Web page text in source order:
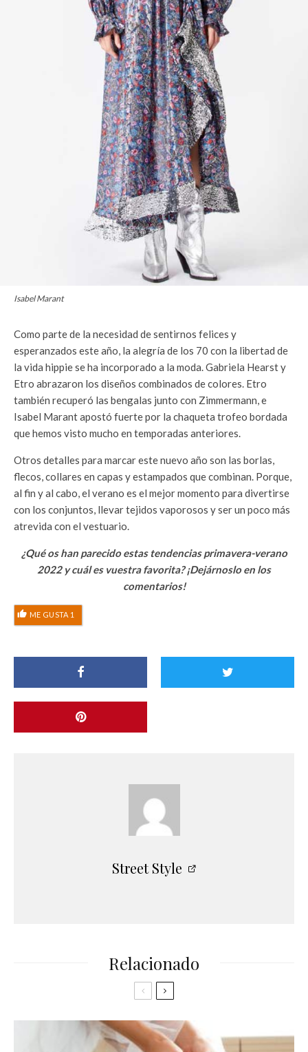
Isabel Marant
Como parte de la necesidad de sentirnos felices y
esperanzados este año, la alegría de los 70 con la libertad de
la vida hippie se ha incorporado a la moda. Gabriela Hearst y
Etro abrazaron los diseños combinados de colores. Etro
también recuperó las bengalas junto con Zimmermann, e
Isabel Marant apostó fuerte por la chaqueta trofeo bordada
que hemos visto mucho en temporadas anteriores.
Otros detalles para marcar este nuevo año son las borlas,
flecos, collares en capas y estampados que combinan. Porque,
al fin y al cabo, el verano es el mejor momento para divertirse
con los conjuntos, llevar tejidos vaporosos y ser un poco más
atrevida con el vestuario.
¿Qué os han parecido estas tendencias primavera-verano
2022 y cuál es vuestra favorita? ¡Dejárnoslo en los
comentarios!
ME GUSTA 1
Street Style
Relacionado